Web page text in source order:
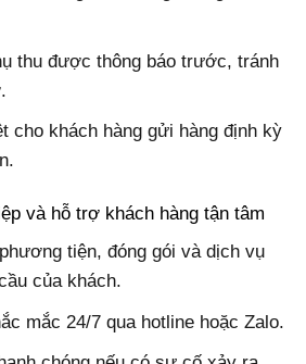
thu được thông báo trước, tránh
cho khách hàng gửi hàng định kỳ
và hỗ trợ khách hàng tận tâm
tiện, đóng gói và dịch vụ
của khách.
mắc 24/7 qua hotline hoặc Zalo.